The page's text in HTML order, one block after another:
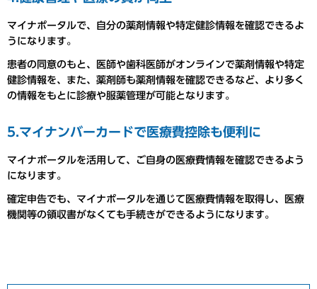
マイナポータルで、自分の薬剤情報や特定健診情報を確認できるよ
うになります。
患者の同意のもと、医師や歯科医師がオンラインで薬剤情報や特定
健診情報を、また、薬剤師も薬剤情報を確認できるなど、より多く
の情報をもとに診療や服薬管理が可能となります。
5.マイナンバーカードで医療費控除も便利に
マイナポータルを活用して、ご自身の医療費情報を確認できるよう
になります。
確定申告でも、マイナポータルを通じて医療費情報を取得し、医療
機関等の領収書がなくても手続きができるようになります。